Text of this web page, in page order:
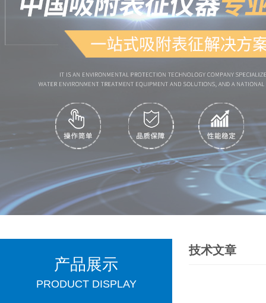
产品展示
PRODUCT DISPLAY
技术文章